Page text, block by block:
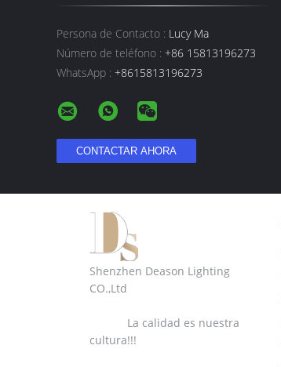
Persona de Contacto : Lucy Ma
Número de teléfono : +86 15813196273
WhatsApp : +8615813196273
Shenzhen Deason Lighting
CO.,Ltd
La calidad es nuestra
cultura!!!